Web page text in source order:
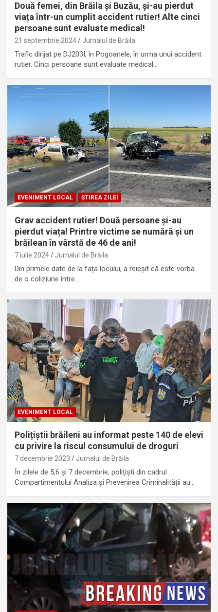
Două femei, din Brăila și Buzău, și-au pierdut
viața într-un cumplit accident rutier! Alte cinci
persoane sunt evaluate medical!
21 septembrie 2024 Jurnalul de Brăila
Trafic dirijat pe DJ203I, în Pogoanele, în urma unui accident
rutier. Cinci persoane sunt evaluate medical…
EVENIMENT LOCAL ȘTIREA ZILEI
Grav accident rutier! Două persoane și-au
pierdut viața! Printre victime se numără și un
brăilean în vârstă de 46 de ani!
7 iulie 2024 Jurnalul de Brăila
Din primele date de la fața locului, a reieșit că este vorba
de o coliziune între…
EVENIMENT LOCAL
Polițiștii brăileni au informat peste 140 de elevi
cu privire la riscul consumului de droguri
7 decembrie 2023 Jurnalul de Brăila
În zilele de 5,6 și 7 decembrie, polițiști din cadrul
Compartimentului Analiza și Prevenirea Criminalității au…